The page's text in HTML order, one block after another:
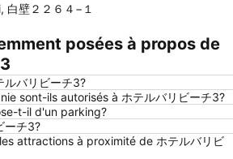
壁２２６４−１
posées à propos de
バリビーチ3?
sont-ils autorisés à ホテルバリビーチ3?
t-il d'un parking?
ーチ3?
attractions à proximité de ホテルバリビ